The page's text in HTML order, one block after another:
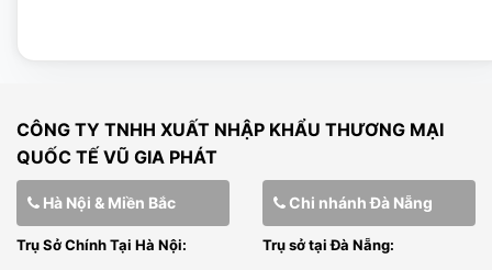
CÔNG TY TNHH XUẤT NHẬP KHẨU THƯƠNG MẠI
QUỐC TẾ VŨ GIA PHÁT
Hà Nội & Miền Bắc
Trụ Sở Chính Tại Hà Nội:
Chi nhánh Đà Nẵng
Trụ sở tại Đà Nẵng: